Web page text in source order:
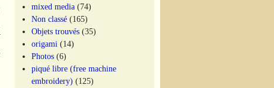
mixed media (74)
Non classé (165)
Objets trouvés (35)
origami (14)
Photos (6)
piqué libre (free machine
embroidery) (125)